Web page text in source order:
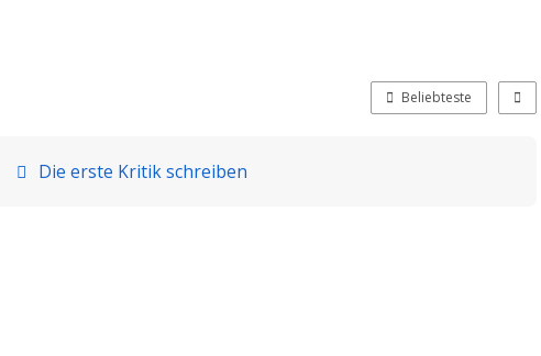
Beliebteste
Die erste Kritik schreiben